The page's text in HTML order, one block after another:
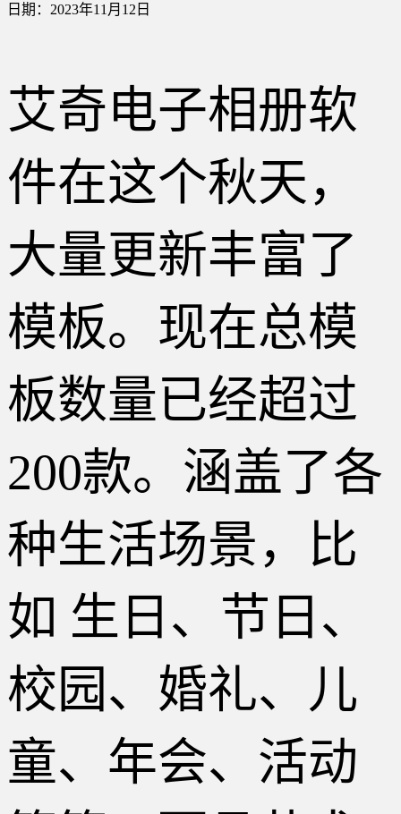
日期：2023年11月12日
艾奇电子相册软
件在这个秋天，
大量更新丰富了
模板。现在总模
板数量已经超过
200款。涵盖了各
种生活场景，比
如 生日、节日、
校园、婚礼、儿
童、年会、活动